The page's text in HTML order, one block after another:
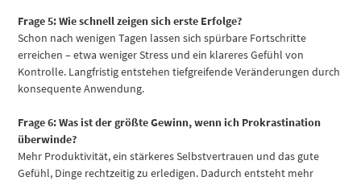
Frage 5: Wie schnell zeigen sich erste Erfolge?
Schon nach wenigen Tagen lassen sich spürbare Fortschritte
erreichen – etwa weniger Stress und ein klareres Gefühl von
Kontrolle. Langfristig entstehen tiefgreifende Veränderungen durch
konsequente Anwendung.
Frage 6: Was ist der größte Gewinn, wenn ich Prokrastination
überwinde?
Mehr Produktivität, ein stärkeres Selbstvertrauen und das gute
Gefühl, Dinge rechtzeitig zu erledigen. Dadurch entsteht mehr